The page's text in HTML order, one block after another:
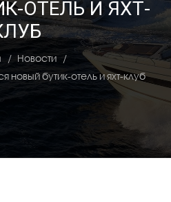
ОТЕЛЬ И ЯХТ-
Новости
новый бутик-отель и яхт-клуб